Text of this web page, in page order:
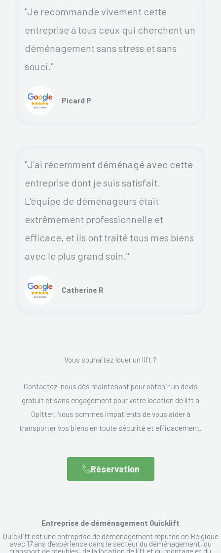
"Je recommande vivement cette
entreprise à tous ceux qui cherchent un
déménagement sans stress et sans
souci."
Picard P
"J'ai récemment déménagé avec cette
entreprise dont je suis satisfait.
L'équipe de déménageurs était
extrêmement professionnelle et
efficace, et ils ont traité tous mes biens
avec le plus grand soin."
Catherine R
Vous souhaitez louer un lift ?
Contactez-nous dès maintenant pour obtenir un devis
gratuit et sans engagement pour votre location de lift à
Opitter. Nous sommes impatients de vous aider à
transporter vos biens en toute sécurité et efficacement.
Réservation
Entreprise de déménagement Quicklift
Quicklift est une entreprise de déménagement réputée en Belgique
avec 17 ans d’expérience dans le secteur du déménagement, du
transport de meubles, de la location de lift et du montage et du